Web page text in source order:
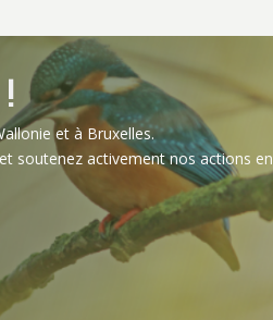
et à Bruxelles.
soutenez activement nos actions en